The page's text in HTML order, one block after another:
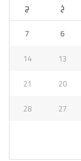
خ ج
6
7
13
14
20
21
27
28